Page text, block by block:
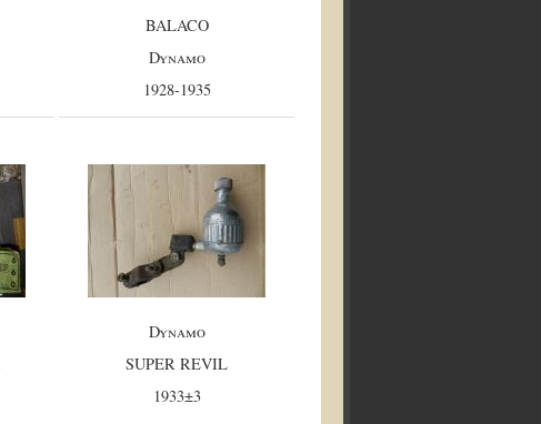
BALACO
Dynamo
1928-1935
Dynamo
SUPER REVIL
1933±3